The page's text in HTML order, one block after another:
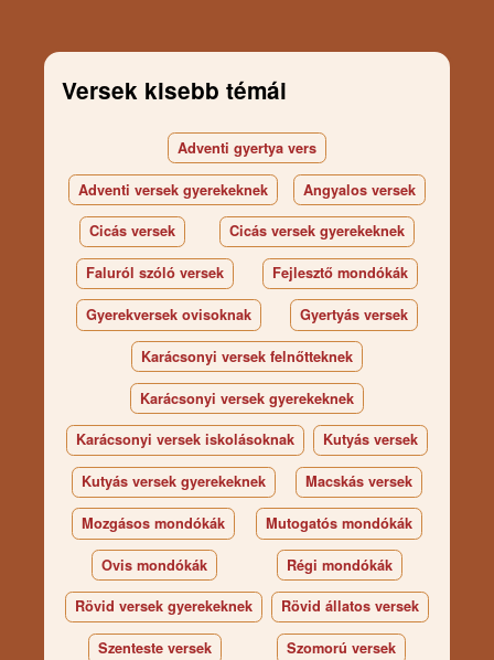
Versek kisebb témái
Adventi gyertya vers
Adventi versek gyerekeknek Angyalos versek
Cicás versek Cicás versek gyerekeknek
Faluról szóló versek Fejlesztő mondókák
Gyerekversek ovisoknak Gyertyás versek
Karácsonyi versek felnőtteknek
Karácsonyi versek gyerekeknek
Karácsonyi versek iskolásoknak Kutyás versek
Kutyás versek gyerekeknek Macskás versek
Mozgásos mondókák Mutogatós mondókák
Ovis mondókák Régi mondókák
Rövid versek gyerekeknek Rövid állatos versek
Szenteste versek Szomorú versek